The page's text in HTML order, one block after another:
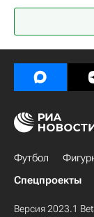
Жуан Феликс
Футбол
Спецпроекты
Версия 2023.1